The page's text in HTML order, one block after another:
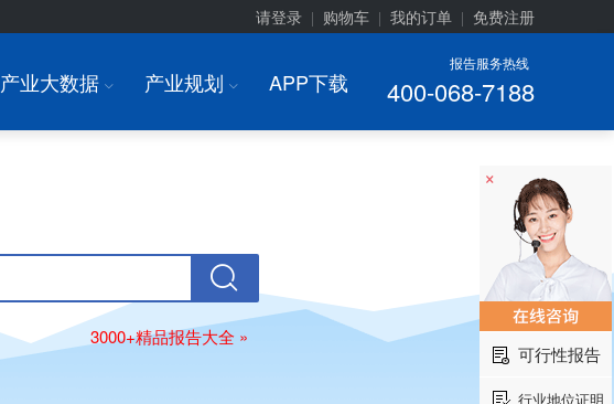
请登录 购物车 我的订单 免费注册
报告服务热线
400-068-7188
产业大数据 I 产业规划 I APP下载
3000+精品报告大全 »
×
可行性报告
行业地位证明